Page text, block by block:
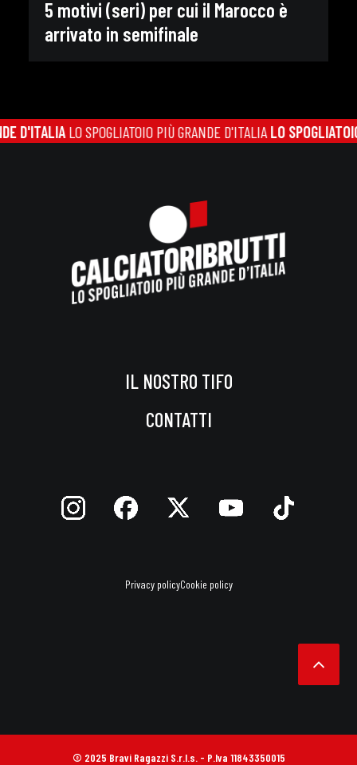
5 motivi (seri) per cui il Marocco è
arrivato in semifinale
LO SPOGLIATOIO PIÙ GRANDE D'ITALIALO SPOGLIATOIO
IL NOSTRO TIFO
CONTATTI
Privacy policyCookie policy
© 2025 Bravi Ragazzi S.r.l.s. - P.Iva 11843350015